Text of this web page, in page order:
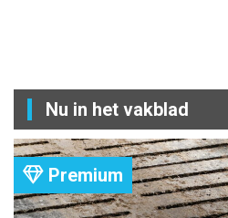
Nu in het vakblad
Premium